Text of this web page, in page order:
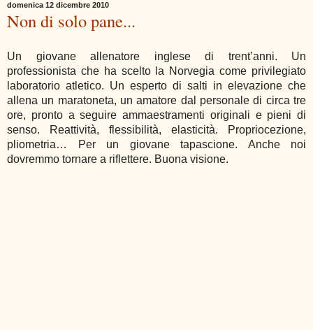
domenica 12 dicembre 2010
Non di solo pane...
Un giovane allenatore inglese di trent’anni. Un
professionista che ha scelto la Norvegia come privilegiato
laboratorio atletico. Un esperto di salti in elevazione che
allena un maratoneta, un amatore dal personale di circa tre
ore, pronto a seguire ammaestramenti originali e pieni di
senso. Reattività, flessibilità, elasticità. Propriocezione,
pliometria… Per un giovane tapascione. Anche noi
dovremmo tornare a riflettere. Buona visione.